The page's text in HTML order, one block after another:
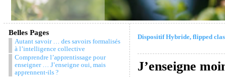
Belles Pages
Autant savoir … des savoirs formalisés
à l’intelligence collective
Comprendre l’apprentissage pour
enseigner … J’enseigne oui, mais
apprennent-ils ?
Dispositif Hybride, flipped
J’enseigne